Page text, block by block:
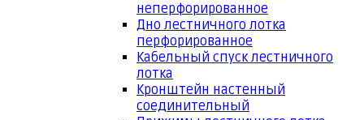
неперфорированное
Дно лестничного лотка
перфорированное
Кабельный спуск лестничного
лотка
Кронштейн настенный
соединительный